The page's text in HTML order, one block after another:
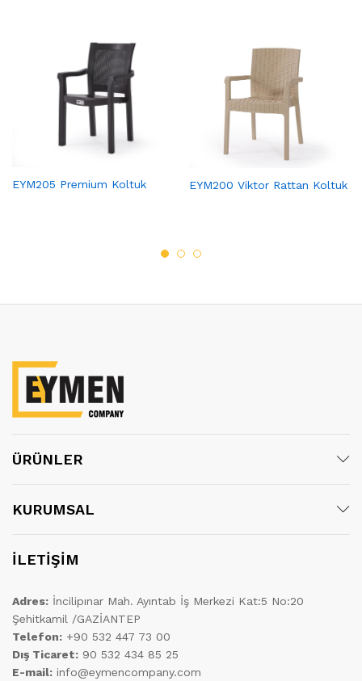
EYM205 Premium Koltuk EYM200 Viktor Rattan Koltuk
ÜRÜNLER
KURUMSAL
İLETİŞİM
Adres: İncilipınar Mah. Ayıntab İş Merkezi Kat:5 No:20
Şehitkamil /GAZİANTEP
Telefon: +90 532 447 73 00
Dış Ticaret: 90 532 434 85 25
E-mail: info@eymencompany.com